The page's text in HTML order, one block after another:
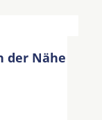
der Nähe